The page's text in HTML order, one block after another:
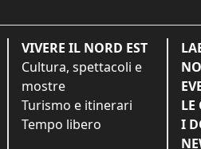
VIVERE IL NORD EST
Cultura, spettacoli e
mostre
Turismo e itinerari
Tempo libero
LE
I